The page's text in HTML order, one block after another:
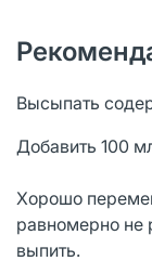
Высыпать
Добавить 100
Хорошо
равномерно не
выпить.